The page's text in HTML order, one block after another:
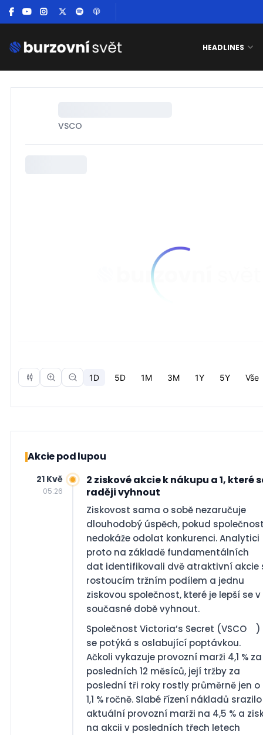
HEADLINES
VSCO
Akcie pod lupou
21 Kvě
05:26
2 ziskové akcie k nákupu a 1, které
raději vyhnout
Ziskovost sama o sobě nezaručuje
dlouhodobý úspěch, pokud
nedokáže odolat konkurenci. Analytici
proto na základě fundamentálních
dat identifikovali dvě atraktivní akcie
rostoucím tržním podílem a jednu
ziskovou společnost, které je lepší se v
současné době vyhnout.
Společnost Victoria’s Secret (VSCO
)
se potýká s oslabující poptávkou.
Ačkoli vykazuje provozní marži 4,1 % za
posledních 12 měsíců, její tržby za
poslední tři roky rostly průměrně jen o
1,1 % ročně. Slabé řízení nákladů srazilo
aktuální provozní marži na 4,5 % a
na akcii v posledních třech letech